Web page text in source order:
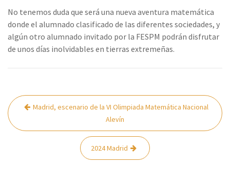
No tenemos duda que será una nueva aventura matemática
donde el alumnado clasificado de las diferentes sociedades, y
algún otro alumnado invitado por la FESPM podrán disfrutar
de unos días inolvidables en tierras extremeñas.
Navegación
de
entradas
Madrid, escenario de la VI Olimpiada Matemática Nacional
Alevín
2024 Madrid